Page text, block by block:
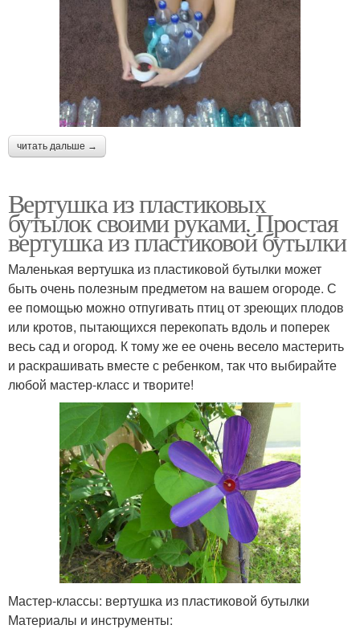
читать дальше →
Вертушка из пластиковых
бутылок своими руками. Простая
вертушка из пластиковой бутылки
Маленькая вертушка из пластиковой бутылки может
быть очень полезным предметом на вашем огороде. С
ее помощью можно отпугивать птиц от зреющих плодов
или кротов, пытающихся перекопать вдоль и поперек
весь сад и огород. К тому же ее очень весело мастерить
и раскрашивать вместе с ребенком, так что выбирайте
любой мастер-класс и творите!
Мастер-классы: вертушка из пластиковой бутылки
Материалы и инструменты: